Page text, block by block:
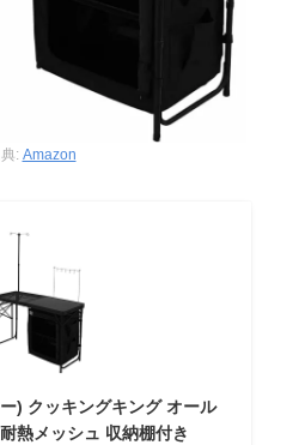
: Amazon
) クッキングキング オール
熱メッシュ 収納棚付き